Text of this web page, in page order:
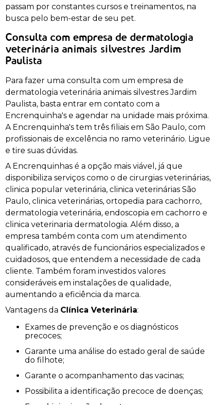
passam por constantes cursos e treinamentos, na
busca pelo bem-estar de seu pet.
Consulta com empresa de dermatologia
veterinária animais silvestres Jardim
Paulista
Para fazer uma consulta com um empresa de
dermatologia veterinária animais silvestres Jardim
Paulista, basta entrar em contato com a
Encrenquinha's e agendar na unidade mais próxima.
A Encrenquinha's tem três filiais em São Paulo, com
profissionais de excelência no ramo veterinário. Ligue
e tire suas dúvidas.
A Encrenquinhas é a opção mais viável, já que
disponibiliza serviços como o de cirurgias veterinárias,
clinica popular veterinária, clinica veterinárias São
Paulo, clinica veterinárias, ortopedia para cachorro,
dermatologia veterinária, endoscopia em cachorro e
clinica veterinaria dermatologia. Além disso, a
empresa também conta com um atendimento
qualificado, através de funcionários especializados e
cuidadosos, que entendem a necessidade de cada
cliente. Também foram investidos valores
consideráveis em instalações de qualidade,
aumentando a eficiência da marca.
Vantagens da Clínica Veterinária:
Exames de prevenção e os diagnósticos
precoces;
Garante uma análise do estado geral de saúde
do filhote;
Garante o acompanhamento das vacinas;
Possibilita a identificação precoce de doenças;